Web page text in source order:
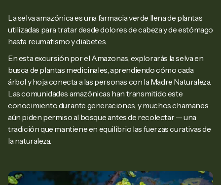
La selva amazónica es una farmacia verde llena de plantas
utilizadas para tratar desde dolores de cabeza y de estómago
hasta reumatismo y diabetes.
En esta excursión por el Amazonas, explorarás la selva en
busca de plantas medicinales, aprendiendo cómo cada
árbol y hoja conecta a las personas con la Madre Naturaleza.
Las comunidades amazónicas han transmitido este
conocimiento durante generaciones, y muchos chamanes
aún piden permiso al bosque antes de recolectar — una
tradición que mantiene en equilibrio las fuerzas curativas de
la naturaleza.